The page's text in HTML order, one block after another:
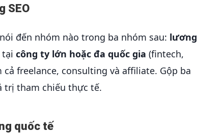
SEO
đến nhóm nào trong ba nhóm sau: lương
công ty lớn hoặc đa quốc gia (fintech,
cả freelance, consulting và affiliate. Gộp ba
trị tham chiếu thực tế.
quốc tế